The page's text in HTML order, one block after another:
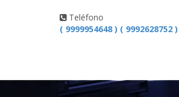
Teléfono
( 9999954648 ) ( 9992628752 )